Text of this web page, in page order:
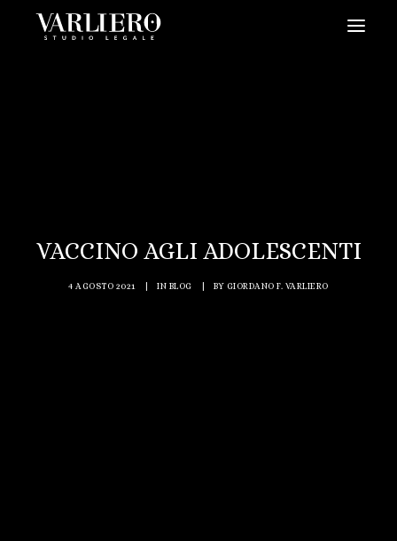
VIDEO
VACCINO AGLI ADOLESCENTI
4 AGOSTO 2021 IN BLOG BY GIORDANO F. VARLIERO